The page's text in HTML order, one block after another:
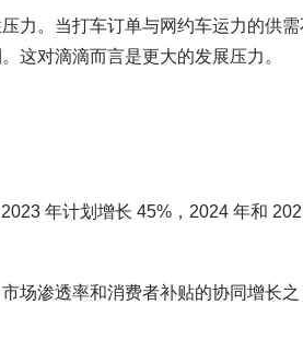
力。当打车订单与网约车运力的供需
这对滴滴而言是更大的发展压力。
年计划增长 45%，2024 年和
场渗透率和消费者补贴的协同增长之